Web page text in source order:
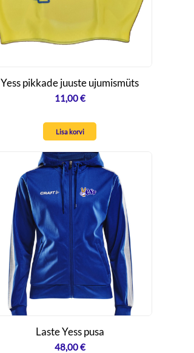
Yess pikkade juuste ujumismüts
11,00€
Lisa korvi
Laste Yess pusa
48,00€